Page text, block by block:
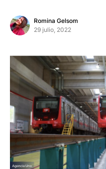
Romina Gelsom
29 julio, 2022